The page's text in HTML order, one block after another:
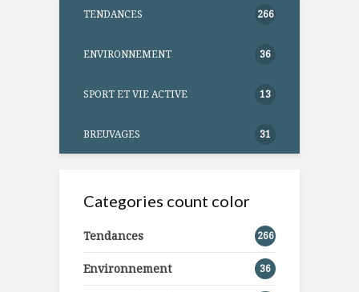
TENDANCES 266
ENVIRONNEMENT 36
SPORT ET VIE ACTIVE 13
BREUVAGES 31
Categories count color
Tendances 266
Environnement 36